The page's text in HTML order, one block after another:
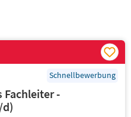
Schnellbewerbung
Fachleiter -